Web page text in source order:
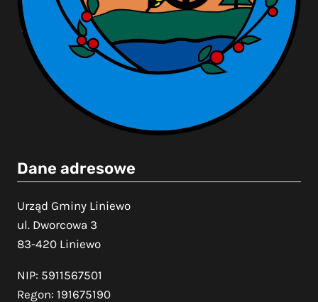
Dane adresowe
Urząd Gminy Liniewo
ul. Dworcowa 3
83-420 Liniewo
NIP: 5911567501
Regon: 191675190